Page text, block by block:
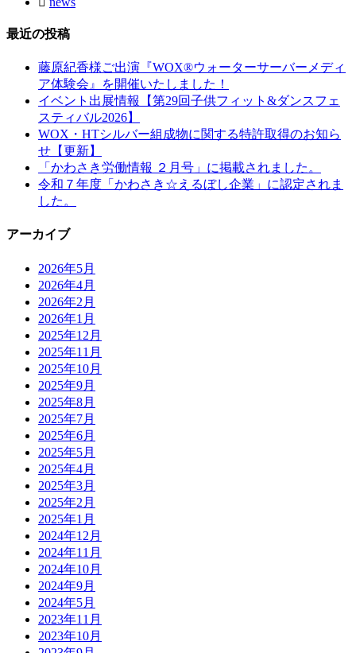
最近の投稿
藤原紀香様ご出演『WOX®ウォーターサーバーメディ
ア体験会』を開催いたしました！
イベント出展情報【第29回子供フィット&ダンスフェ
スティバル2026】
WOX・HTシルバー組成物に関する特許取得のお知ら
せ【更新】
「かわさき労働情報 ２月号」に掲載されました。
令和７年度「かわさき☆えるぼし企業」に認定されま
した。
アーカイブ
2026年5月
2026年4月
2026年2月
2026年1月
2025年12月
2025年11月
2025年10月
2025年9月
2025年8月
2025年7月
2025年6月
2025年5月
2025年4月
2025年3月
2025年2月
2025年1月
2024年12月
2024年11月
2024年10月
2024年9月
2024年5月
2023年11月
2023年10月